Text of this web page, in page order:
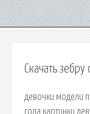
Скачать
девочки модели
года картинки